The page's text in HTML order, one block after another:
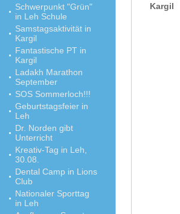
Schwerpunkt "Grün"
in Leh Schule
Samstagsaktivität in
Kargil
Fantastische PT in
Kargil
Ladakh Marathon
September
SOS Sommerloch!!!
Geburtstagsfeier in
Leh
Dr. Norden gibt
Unterricht
Kreativ-Tag in Leh,
30.08.
Dental Camp in Lions
Club
Nationaler Sporttag
in Leh
Kargil